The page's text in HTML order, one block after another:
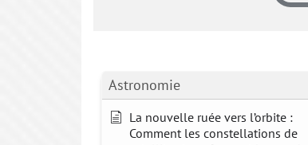
Astronomie
La nouvelle ruée vers l’orbite :
Comment les constellations de